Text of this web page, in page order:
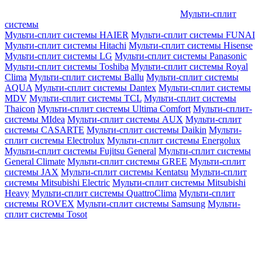
Мульти-сплит
системы
Мульти-сплит системы HAIER Мульти-сплит системы FUNAI
Мульти-сплит системы Hitachi Мульти-сплит системы Hisense
Мульти-сплит системы LG Мульти-сплит системы Panasonic
Мульти-сплит системы Toshiba Мульти-сплит системы Royal
Clima Мульти-сплит системы Ballu Мульти-сплит системы
AQUA Мульти-сплит системы Dantex Мульти-сплит системы
MDV Мульти-сплит системы TCL Мульти-сплит системы
Thaicon Мульти-сплит системы Ultima Comfort Мульти-сплит-
системы MIdea Мульти-сплит системы AUX Мульти-сплит
системы CASARTE Мульти-сплит системы Daikin Мульти-
сплит системы Electrolux Мульти-сплит системы Energolux
Мульти-сплит системы Fujitsu General Мульти-сплит системы
General Climate Мульти-сплит системы GREE Мульти-сплит
системы JAX Мульти-сплит системы Kentatsu Мульти-сплит
системы Mitsubishi Electric Мульти-сплит системы Mitsubishi
Heavy Мульти-сплит системы QuattroClima Мульти-сплит
системы ROVEX Мульти-сплит системы Samsung Мульти-
сплит системы Tosot